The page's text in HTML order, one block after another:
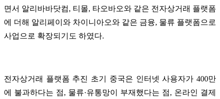
면서 알리바바닷컴, 티몰, 타오바오와 같은 전자상거래 플랫폼
에 더해 알리페이와 차이니아오와 같은 금융, 물류 플랫폼으로
사업으로 확장되기도 하였다.
전자상거래 플랫폼 추진 초기 중국은 인터넷 사용자가 400만
에 불과하다는 점, 물류·유통망이 부재했다는 점, 온라인 결제